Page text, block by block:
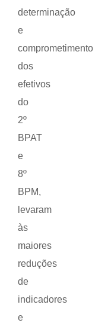
determinação
e
comprometimento
dos
efetivos
do
2º
BPAT
e
8º
BPM,
levaram
às
maiores
reduções
de
indicadores
e